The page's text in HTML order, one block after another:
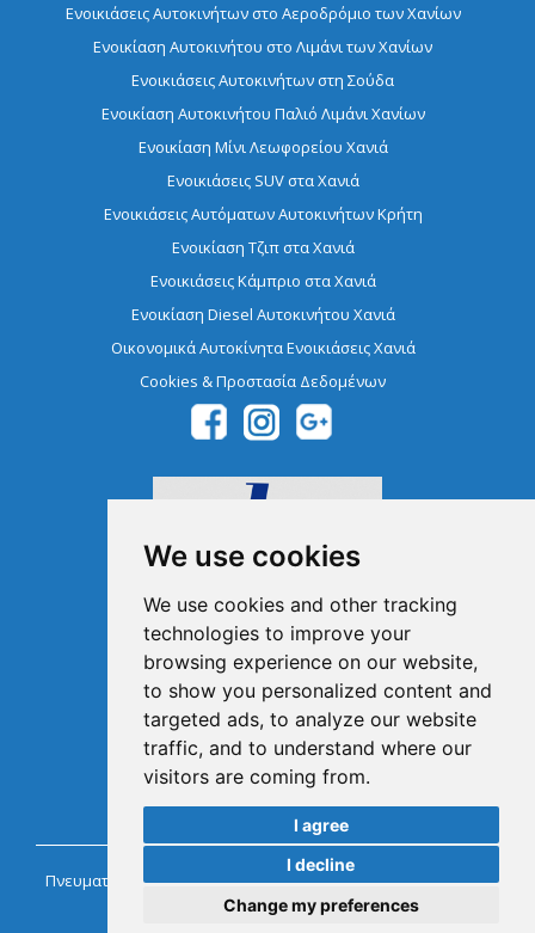
We use cookies
We use cookies and other tracking
technologies to improve your
browsing experience on our website,
to show you personalized content and
targeted ads, to analyze our website
traffic, and to understand where our
visitors are coming from.
I agree
I decline
Change my preferences
Ενοικιάσεις Αυτοκινήτων στο Αεροδρόμιο των Χανίων
Ενοικίαση Aυτοκινήτου στο Λιμάνι των Χανίων
Ενοικιάσεις Αυτοκινήτων στη Σούδα
Ενοικίαση Αυτοκινήτου Παλιό Λιμάνι Χανίων
Ενοικίαση Μίνι Λεωφορείου Χανιά
Ενοικιάσεις SUV στα Χανιά
Ενοικιάσεις Αυτόματων Αυτοκινήτων Κρήτη
Ενοικίαση Τζιπ στα Χανιά
Ενοικιάσεις Κάμπριο στα Χανιά
Ενοικίαση Diesel Αυτοκινήτου Χανιά
Οικονομικά Αυτοκίνητα Ενοικιάσεις Χανιά
Cookies & Προστασία Δεδομένων
Μέλος του Ελληνικού
Οργανισμού Τουρισμού
1041E00810043900
Πνευματικά Δικαιώματα @ Chaniacarrentals.com Ενοικιάσεις
Αυτοκινήτων Κρήτη.